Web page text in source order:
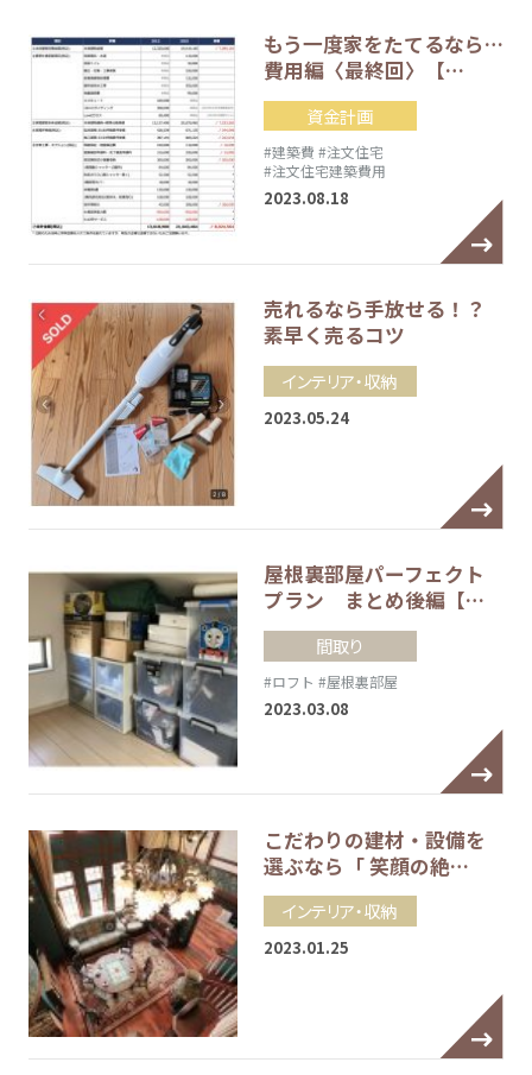
もう一度家をたてるなら…
費用編〈最終回〉【…
資金計画
#建築費 #注文住宅
#注文住宅建築費用
2023.08.18
売れるなら手放せる！？
素早く売るコツ
インテリア・収納
2023.05.24
屋根裏部屋パーフェクト
プラン まとめ後編【…
間取り
#ロフト #屋根裏部屋
2023.03.08
こだわりの建材・設備を
選ぶなら「 笑顔の絶…
インテリア・収納
2023.01.25